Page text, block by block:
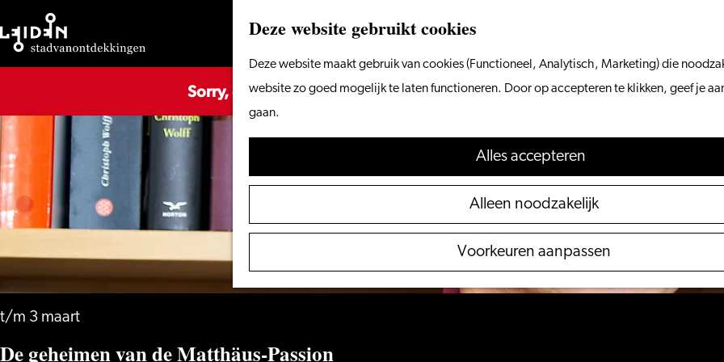
Deze website gebruikt cookies
Deze website maakt gebruik van cookies (Functioneel, Analytisch, Marketing) die
website zo goed mogelijk te laten functioneren. Door op accepteren te klikken, geef je
gaan.
Alles accepteren
Alleen noodzakelijk
Voorkeuren aanpassen
Ga
de
homepage
Sorry, deze activiteit is niet meer beschikbaar. Bekijk hetactuele aanbod
t/m 3 maart
De geheimen van de Matthäus-Passion